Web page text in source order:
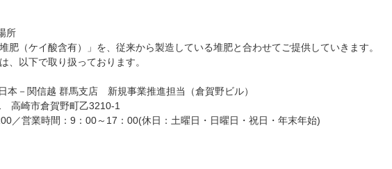
所
肥（ケイ酸含有）」を、従来から製造している堆肥と合わせてご提供していきます。
、以下で取り扱っております。
－関信越 群馬支店 新規事業推進担当（倉賀野ビル）
崎市倉賀野町乙3210-1
／営業時間：9：00～17：00(休日：土曜日・日曜日・祝日・年末年始)